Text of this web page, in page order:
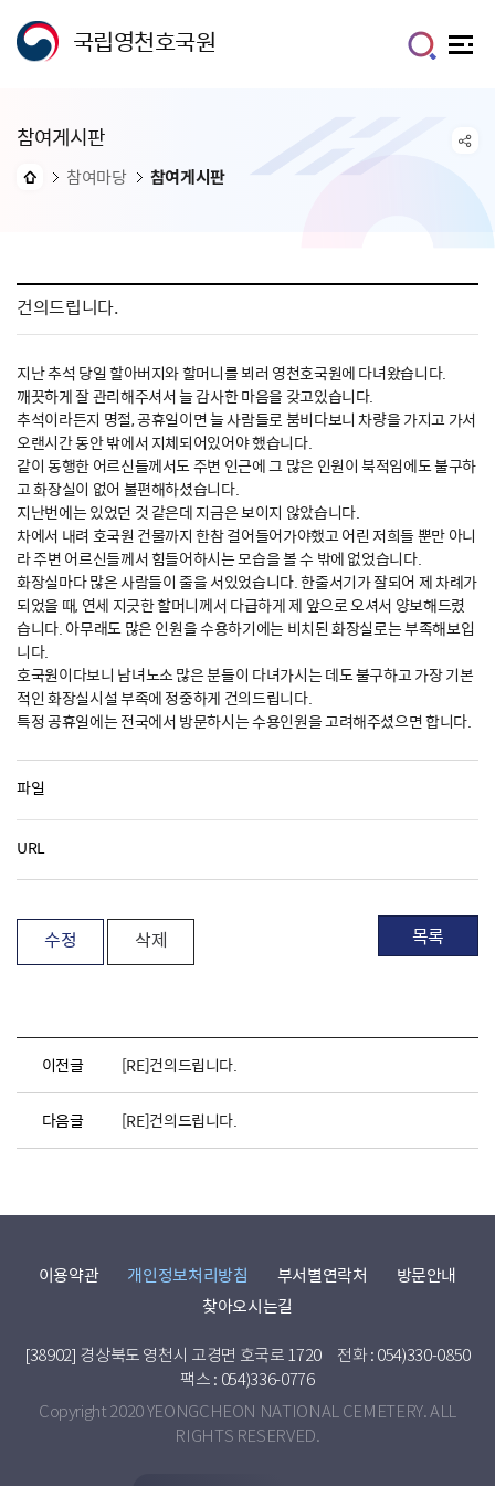
국립영천호국원
참여게시판
참여마당 참여게시판
건의드립니다.
지난 추석 당일 할아버지와 할머니를 뵈러 영천호국원에 다녀왔습니다.
깨끗하게 잘 관리해주셔서 늘 감사한 마음을 갖고있습니다.
추석이라든지 명절, 공휴일이면 늘 사람들로 붐비다보니 차량을 가지고 가서
오랜시간 동안 밖에서 지체되어있어야 했습니다.
같이 동행한 어르신들께서도 주변 인근에 그 많은 인원이 북적임에도 불구하
고 화장실이 없어 불편해하셨습니다.
지난번에는 있었던 것 같은데 지금은 보이지 않았습니다.
차에서 내려 호국원 건물까지 한참 걸어들어가야했고 어린 저희들 뿐만 아니
라 주변 어르신들께서 힘들어하시는 모습을 볼 수 밖에 없었습니다.
화장실마다 많은 사람들이 줄을 서있었습니다. 한줄서기가 잘되어 제 차례가
되었을 때, 연세 지긋한 할머니께서 다급하게 제 앞으로 오셔서 양보해드렸
습니다. 아무래도 많은 인원을 수용하기에는 비치된 화장실로는 부족해보입
니다.
호국원이다보니 남녀노소 많은 분들이 다녀가시는 데도 불구하고 가장 기본
적인 화장실시설 부족에 정중하게 건의드립니다.
특정 공휴일에는 전국에서 방문하시는 수용인원을 고려해주셨으면 합니다.
파일
URL
수정 삭제 목록
이전글 [RE]건의드립니다.
다음글 [RE]건의드립니다.
이용약관 개인정보처리방침 부서별연락처
방문안내
찾아오시는길
[38902] 경상북도 영천시 고경면 호국로 1720
전화 : 054)330-0850
팩스 : 054)336-0776
Copyright 2020 YEONGCHEON NATIONAL CEMETERY. ALL
RIGHTS RESERVED.